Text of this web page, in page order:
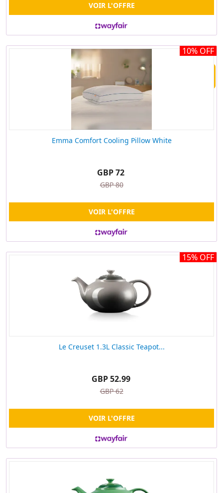
VOIR L'OFFRE
10% OFF
Emma Comfort Cooling Pillow White
GBP 72
GBP 80
VOIR L'OFFRE
15% OFF
Le Creuset 1.3L Classic Teapot...
GBP 52.99
GBP 62
VOIR L'OFFRE